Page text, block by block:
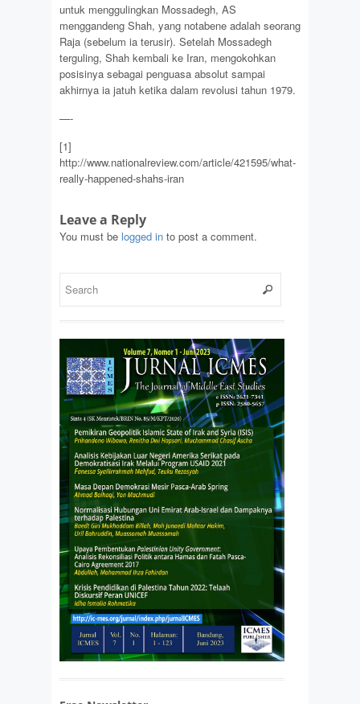
untuk menggulingkan Mossadegh, AS
menggandeng Shah, yang notabene adalah seorang
Raja (sebelum ia terusir). Setelah Mossadegh
terguling, Shah kembali ke Iran, mengokohkan
posisinya sebagai penguasa absolut sampai
akhirnya ia jatuh ketika dalam revolusi tahun 1979.
—-
[1]
http://www.nationalreview.com/article/421595/what-
really-happened-shahs-iran
Leave a Reply
You must be logged in to post a comment.